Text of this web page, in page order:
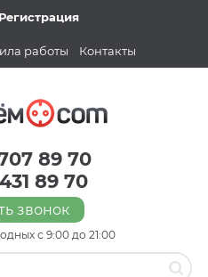
Регистрация
работы Контакты
89 70
89 70
звонок
с 9:00 до 21:00